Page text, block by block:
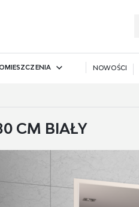
NOWOŚCI
CM BIAŁY